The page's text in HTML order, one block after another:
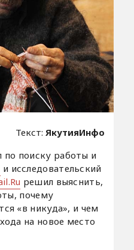
Текст:ЯкутияИнфо
по поиску работы и
и исследовательский
решил выяснить,
почему
«в никуда», и чем
на новое место